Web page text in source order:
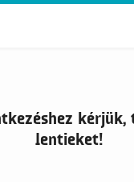
kérjük,
lentieket!